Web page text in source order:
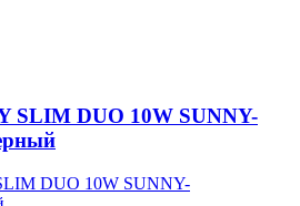
SLIM DUO 10W SUNNY-